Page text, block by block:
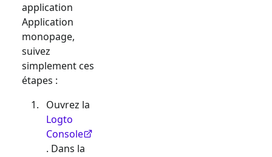
application
Application
monopage,
suivez
simplement ces
étapes :
Ouvrez la
Logto
Console
. Dans la